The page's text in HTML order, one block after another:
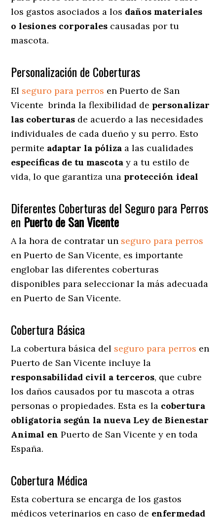
los gastos asociados a los daños materiales
o lesiones corporales causadas por tu
mascota.
Personalización de Coberturas
El seguro para perros en Puerto de San
Vicente brinda la flexibilidad de personalizar
las coberturas de acuerdo a las necesidades
individuales de cada dueño y su perro. Esto
permite adaptar la póliza a las cualidades
específicas de tu mascota y a tu estilo de
vida, lo que garantiza una protección ideal
Diferentes Coberturas del Seguro para Perros
en Puerto de San Vicente
A la hora de contratar un seguro para perros
en Puerto de San Vicente, es importante
englobar las diferentes coberturas
disponibles para seleccionar la más adecuada
en Puerto de San Vicente.
Cobertura Básica
La cobertura básica del seguro para perros en
Puerto de San Vicente incluye la
responsabilidad civil a terceros, que cubre
los daños causados por tu mascota a otras
personas o propiedades. Esta es la cobertura
obligatoria según la nueva Ley de Bienestar
Animal enPuerto de San Vicente y en toda
España.
Cobertura Médica
Esta cobertura se encarga de los gastos
médicos veterinarios en caso de enfermedad